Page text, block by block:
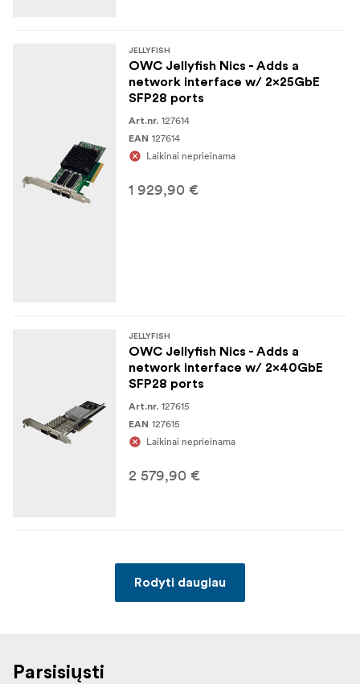
JELLYFISH
OWC Jellyfish Nics - Adds a
network interface w/ 2x25GbE
SFP28 ports
Art.nr. 127614
EAN 127614
Laikinai neprieinama
1 929,90 €
JELLYFISH
OWC Jellyfish Nics - Adds a
network interface w/ 2x40GbE
SFP28 ports
Art.nr. 127615
EAN 127615
Laikinai neprieinama
2 579,90 €
Rodyti daugiau
Parsisiųsti